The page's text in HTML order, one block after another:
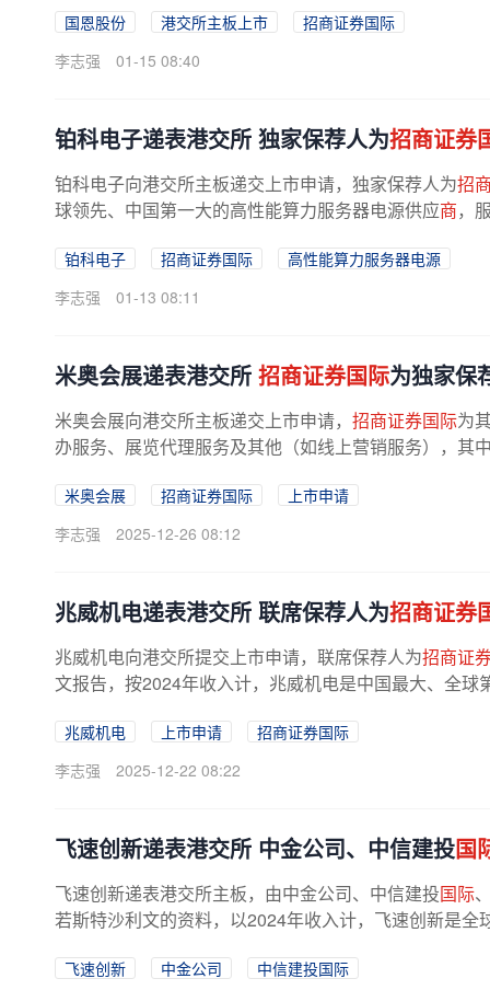
国恩股份 港交所主板上市
招商证券国际
李志强
01-15 08:40
铂科电子递表港交所 独家保荐人为招商证券
铂科电子向港交所主板递交上市申请，独家保荐人为招
球领先、中国第一大的高性能算力服务器电源供应商，
铂科电子 招商证券国际
高性能算力服务器电源
李志强
01-13 08:11
米奥会展递表港交所 招商证券国际为独家保
米奥会展向港交所主板递交上市申请， 招商证券国际为
办服务、展览代理服务及其他（如线上营销服务），其
米奥会展 招商证券国际
上市申请
李志强
2025-12-26 08:12
兆威机电递表港交所 联席保荐人为招商证券
兆威机电向港交所提交上市申请，联席保荐人为招商证
文报告，按2024年收入计，兆威机电是中国最大、全
兆威机电 上市申请
招商证券国际
李志强
2025-12-22 08:22
飞速创新递表港交所 中金公司、中信建投国
飞速创新递表港交所主板，由中金公司、中信建投国际
若斯特沙利文的资料，以2024年收入计，飞速创新是全
飞速创新 中金公司 中信建投国际